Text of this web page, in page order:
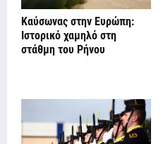
Καύσωνας στην Ευρώπη:
Ιστορικό χαμηλό στη
στάθμη του Ρήνου